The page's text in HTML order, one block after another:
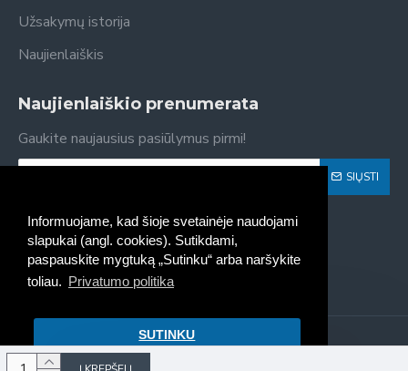
Informuojame, kad šioje svetainėje naudojami
slapukai (angl. cookies). Sutikdami,
paspauskite mygtuką „Sutinku“ arba naršykite
toliau. Privatumo politika
SUTINKU
Užsakymų istorija
Naujienlaiškis
Naujienlaiškio prenumerata
Gaukite naujausius pasiūlymus pirmi!
SIŲSTI
Susipažinau ir sutinku su Privatumo politika
Kaseta - spausdintuvų kasečių
pildymas, pardavimas © 2022